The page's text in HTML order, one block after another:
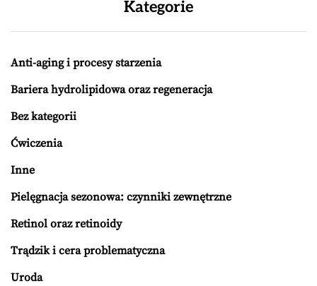
Kategorie
Anti-aging i procesy starzenia
Bariera hydrolipidowa oraz regeneracja
Bez kategorii
Ćwiczenia
Inne
Pielęgnacja sezonowa: czynniki zewnętrzne
Retinol oraz retinoidy
Trądzik i cera problematyczna
Uroda